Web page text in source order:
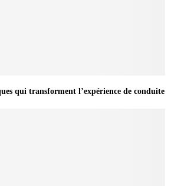
qui transforment l’expérience de conduite